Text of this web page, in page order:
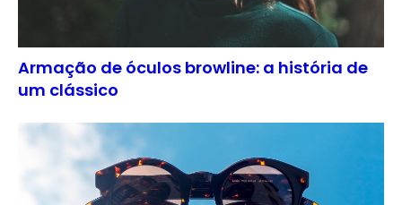
Armação de óculos browline: a história de
um clássico